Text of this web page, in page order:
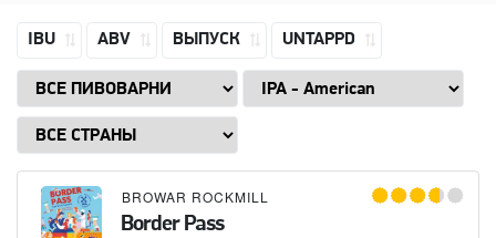
IBU ABV ВЫПУСК UNTAPPD
BROWAR ROCKMILL
Border Pass